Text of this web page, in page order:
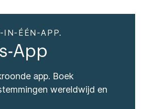
IN-ÉÉN-APP.
App
app. Boek
wereldwijd en